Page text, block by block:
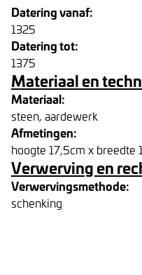
Datering vanaf:
1325
Datering tot:
1375
Materiaal en
Materiaal:
steen, aardewerk
Afmetingen:
hoogte 17,5cm x breedte
Verwerving en
Verwervingsmethode:
schenking